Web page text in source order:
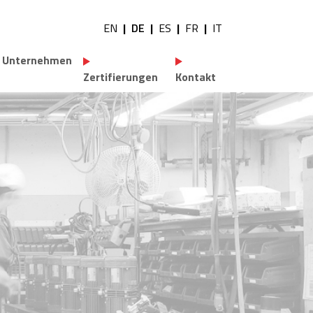
EN
DE ES FR IT
navigation
Unternehmen
Zertifierungen
Kontakt